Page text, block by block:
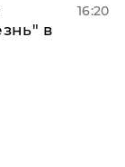
в
16:20